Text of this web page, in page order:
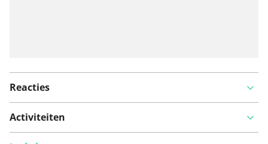
Reacties
Activiteiten